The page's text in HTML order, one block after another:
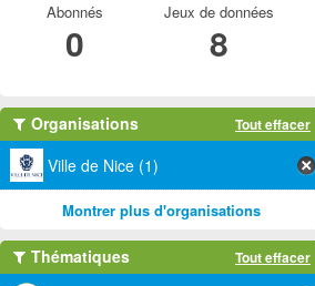
Abonnés
0
Jeux de données
8
Organisations Tout effacer
Ville de Nice (1)
Montrer plus d'organisations
Thématiques Tout effacer